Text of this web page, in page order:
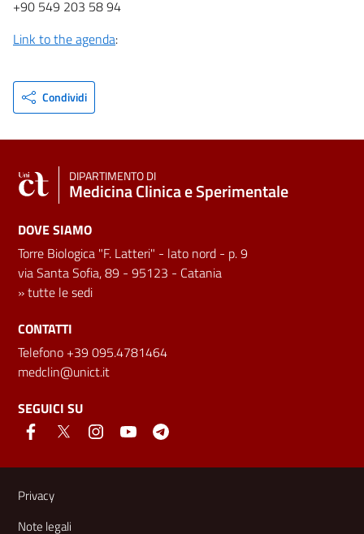
+90 549 203 58 94
Link to the agenda:
Condividi
DIPARTIMENTO DI
Medicina Clinica e Sperimentale
DOVE SIAMO
Torre Biologica "F. Latteri" - lato nord - p. 9
via Santa Sofia, 89 - 95123 - Catania
»tutte le sedi
CONTATTI
Telefono +39 095.4781464
medclin@unict.it
SEGUICI SU
Link e informazioni utili
Privacy
Note legali